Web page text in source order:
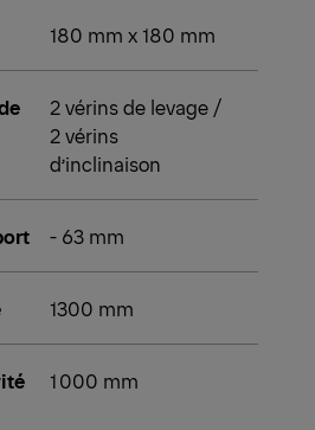
180 mm x 180 mm
2 vérins de levage /
2 vérins
d’inclinaison
- 63 mm
1300 mm
1 000 mm